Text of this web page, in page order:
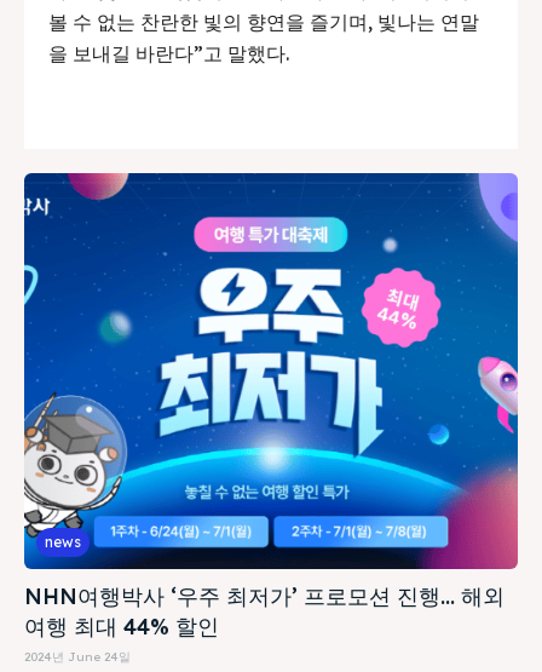
볼 수 없는 찬란한 빛의 향연을 즐기며, 빛나는 연말
을 보내길 바란다”고 말했다.
news
NHN여행박사 ‘우주 최저가’ 프로모션 진행… 해외
여행 최대 44% 할인
2024년 June 24일